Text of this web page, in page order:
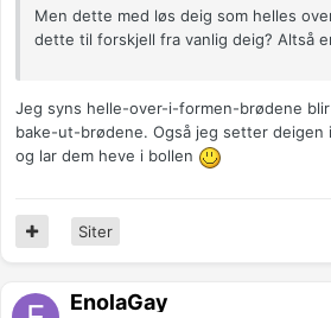
Men dette med løs deig som helles
dette til forskjell fra vanlig deig? Altså
Jeg syns helle-over-i-formen-brødene
bake-ut-brødene. Også jeg setter deigen
og lar dem heve i bollen
Siter
EnolaGay